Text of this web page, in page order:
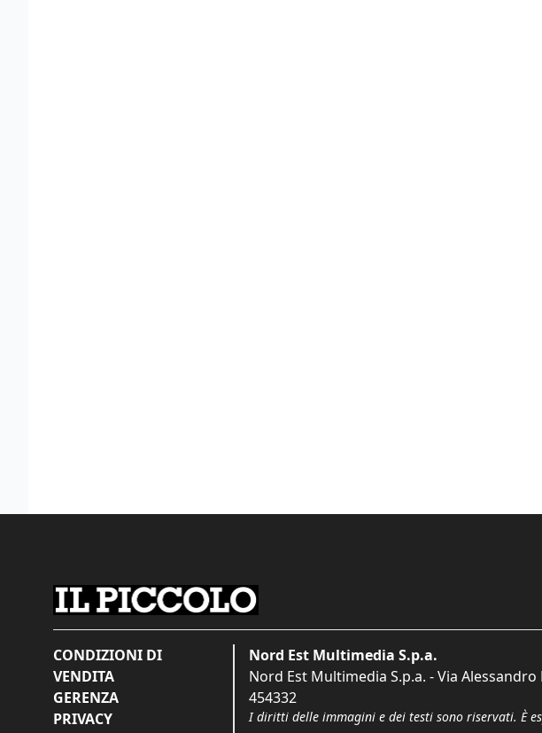
CONDIZIONI DI
VENDITA
GERENZA
PRIVACY
Nord Est Multimedia S.p.a.
Nord Est Multimedia S.p.a. - Via Alessandro
454332
I diritti delle immagini e dei testi sono riservati. È